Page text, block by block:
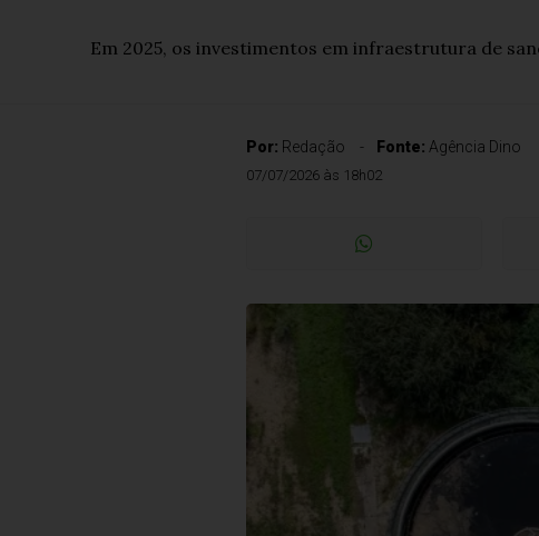
Em 2025, os investimentos em infraestrutura de
Por: Redação Fonte: Agência Dino
07/07/2026 às 18h02